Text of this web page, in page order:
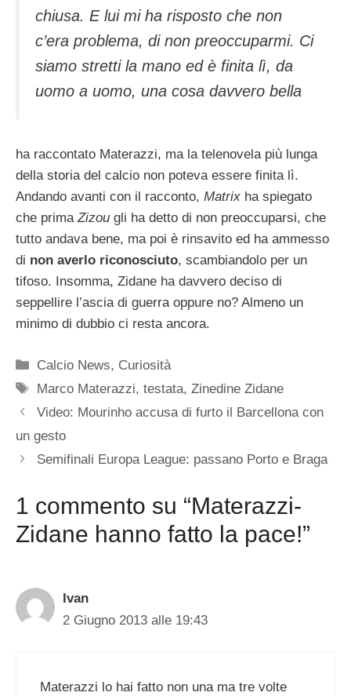
chiusa. E lui mi ha risposto che non
c’era problema, di non preoccuparmi. Ci
siamo stretti la mano ed è finita lì, da
uomo a uomo, una cosa davvero bella
ha raccontato Materazzi, ma la telenovela più lunga
della storia del calcio non poteva essere finita lì.
Andando avanti con il racconto, Matrix ha spiegato
che prima Zizou gli ha detto di non preoccuparsi, che
tutto andava bene, ma poi è rinsavito ed ha ammesso
di non averlo riconosciuto, scambiandolo per un
tifoso. Insomma, Zidane ha davvero deciso di
seppellire l’ascia di guerra oppure no? Almeno un
minimo di dubbio ci resta ancora.
Categorie
Calcio News, Curiosità
Tag
Marco Materazzi,testata,Zinedine Zidane
Video: Mourinho accusa di furto il Barcellona con
un gesto
Semifinali Europa League: passano Porto e Braga
1 commento su “Materazzi-
Zidane hanno fatto la pace!”
Ivan
2 Giugno 2013 alle 19:43
Materazzi lo hai fatto non una ma tre volte